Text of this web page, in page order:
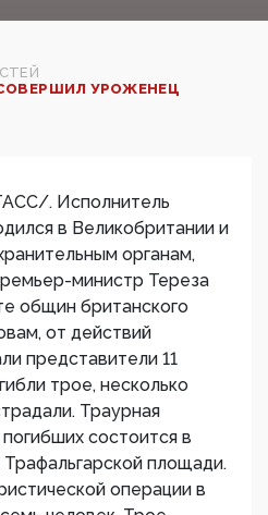
УРОЖЕНЕЦ
. Исполнитель
в Великобритании и
органам,
министр Тереза
общин британского
от действий
представители 11
трое, несколько
Траурная
состоится в
площади.
операции в